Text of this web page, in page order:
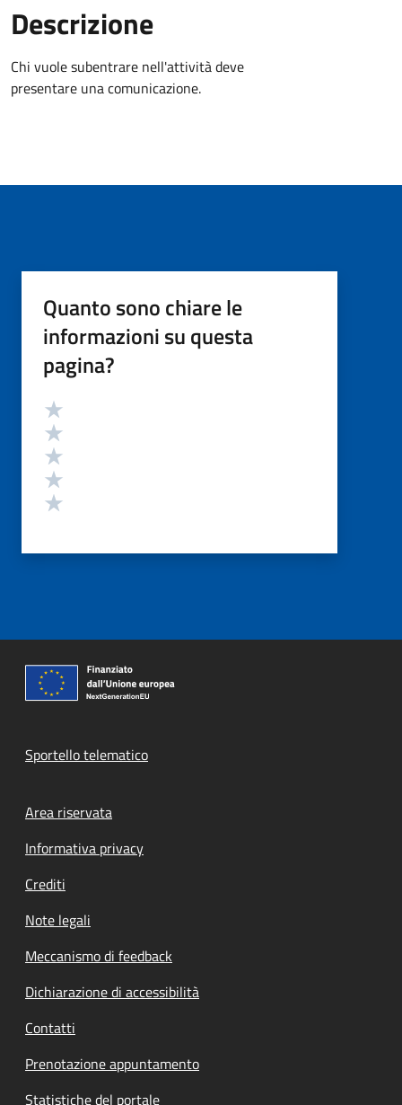
Descrizione
Chi vuole subentrare nell'attività deve
presentare una comunicazione.
Quanto sono chiare le
informazioni su questa
pagina?
Valutazione
Sportello telematico
Footer menu
Area riservata
Informativa privacy
Crediti
Note legali
Meccanismo di feedback
Dichiarazione di accessibilità
Contatti
Prenotazione appuntamento
Statistiche del portale